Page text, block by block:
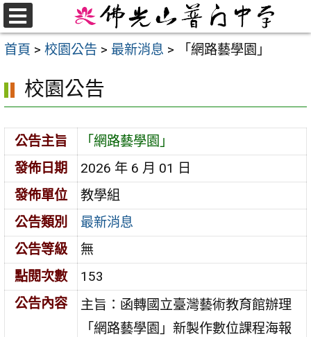
跳
至
主首頁 > 校園公告 > 最新消息 > 「網路藝學園」
校園公告
公告主旨
「網路藝學園」
發佈日期
2026 年 6 月 01 日
發佈單位
教學組
公告類別
最新消息
公告等級
無
點閱次數
153
公告內容
主旨：函轉國立臺灣藝術教育館辦理
「網路藝學園」新製作數位課程海報
選
單